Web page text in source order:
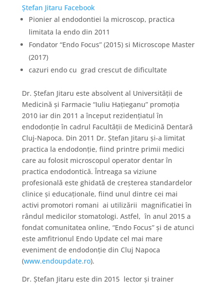
Ştefan Jitaru Facebook
Pionier al endodontiei la microscop, practica
limitata la endo din 2011
Fondator “Endo Focus” (2015) si Microscope Master
(2017)
cazuri endo cu grad crescut de dificultate
Dr. Ştefan Jitaru este absolvent al Universităţii de
Medicină şi Farmacie “Iuliu Haţieganu” promoţia
2010 iar din 2011 a început rezidenţiatul în
endodonţie în cadrul Facultăţii de Medicină Dentară
Cluj-Napoca. Din 2011 Dr. Ștefan Jitaru și-a limitat
practica la endodonție, fiind printre primii medici
care au folosit microscopul operator dentar în
practica endodontică. Întreaga sa viziune
profesională este ghidată de creșterea standardelor
clinice și educaționale, fiind unul dintre cei mai
activi promotori romani ai utilizării magnificatiei în
rândul medicilor stomatologi. Astfel, în anul 2015 a
fondat comunitatea online, “Endo Focus” și de atunci
este amfitrionul Endo Update cel mai mare
eveniment de endodonție din Cluj Napoca
(www.endoupdate.ro).
Dr. Ștefan Jitaru este din 2015 lector şi trainer